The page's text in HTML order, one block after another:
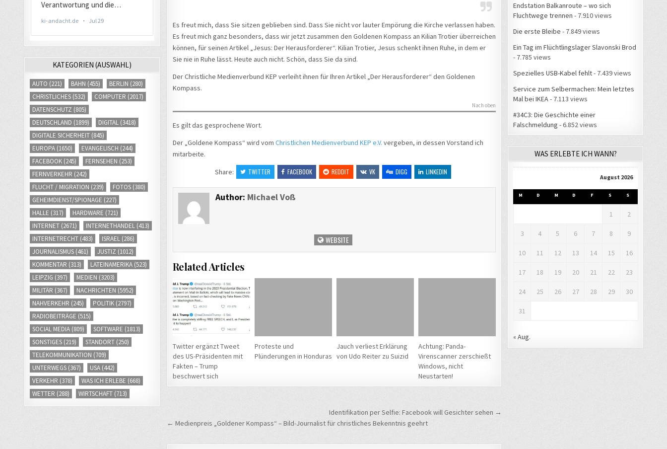
Es freut mich, dass Sie sitzen geblieben sind. Dass Sie nicht vor lauter Empörung die Kirche verlassen haben.
Es freut mich ganz besonders, dass wir jetzt zusammen den Goldenen Kompass an Kilian Trotier überreichen
können, für seinen Artikel „Jesus: Der Herausforderer“. Kilian Trotier, Jesus schenkt ihnen Ruhe, in dem er
Sie nie in Ruhe lässt. Heute auch nicht. Schön, dass Sie da sind.
Der Christliche Medienverbund KEP verleiht ihnen für Ihren Artikel „Der Herausforderer“ den Goldenen
Kompass.
Nach oben
Es gilt das gesprochene Wort.
Der „Goldene Kompass“ wird vom Christlichen Medienverbund KEP e.V. vergeben, in dessen Vorstand ich
mitarbeite.
Share:
TWITTER FACEBOOK REDDIT VK DIGG LINKEDIN
Author: Michael Voß
WEBSITE
Related Articles
Twitter ergänzt Tweet
des US-Präsidenten mit
Fakten – Trump
beschwert sich
Proteste und
Plünderungen in Honduras
Jauch verliest Erklärung
von Udo Reiter zu Suizid
Achtung: Panda-
Virenscanner zerschießt
Windows, nicht
Neustarten!
Identifikation per Selfie: Facebook will Gesichter sehen →
← Medienpreis „Goldener Kompass“ – Bild-Journalist für christliches Bekenntnis geehrt
KATEGORIEN (AUSWAHL)
AUTO (221) BAHN (455) BERLIN (280)
CHRISTLICHES (532) COMPUTER (2017)
DATENSCHUTZ (805)
DEUTSCHLAND (1899) DIGITAL (3418)
DIGITALE SICHERHEIT (845)
EUROPA (1650) EVANGELISCH (244)
FACEBOOK (245) FERNSEHEN (253)
FERNVERKEHR (242)
FLUCHT / MIGRATION (239) FOTOS (380)
GEHEIMDIENST/SPIONAGE (227)
HALLE (317) HARDWARE (721)
INTERNET (2671) INTERNETHANDEL (413)
INTERNETRECHT (483) ISRAEL (286)
JOURNALISMUS (461) JUSTIZ (1012)
KOMMENTAR (313) LATEINAMERIKA (523)
LEIPZIG (397) MEDIEN (3203)
MILITÄR (367) NACHRICHTEN (5952)
NAHVERKEHR (245) POLITIK (2797)
RADIOBEITRÄGE (515)
SOCIAL MEDIA (809) SOFTWARE (1813)
SONSTIGES (219) STANDORT (250)
TELEKOMMUNIKATION (709)
UNTERWEGS (367) USA (442)
VERKEHR (378) WAS ICH ERLEBE (668)
WETTER (288) WIRTSCHAFT (713)
Endstation Balkanroute – wo sich
Fluchtwege trennen - 7.910 views
Die erste Bleibe - 7.849 views
Ein Tag im Flüchtlingslager Slavonski Brod
- 7.785 views
Spezielles USB-Kabel fehlt- 7.439 views
Service zum Selbermachen: Mein letztes
Mal bei IKEA - 7.113 views
#34C3: Die Geschichte einer
Falschmeldung - 6.852 views
WAS ERLEBTE ICH WANN?
August 2026
M D M D F S S
1 2
3 4 5 6 7 8 9
10 11 12 13 14 15 16
17 18 19 20 21 22 23
24 25 26 27 28 29 30
31
« Aug.